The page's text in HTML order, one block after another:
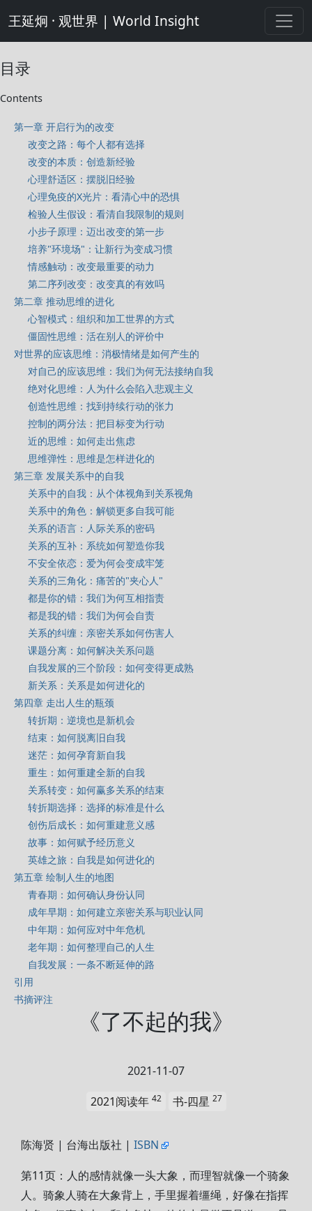
王延炯 · 观世界 | World Insight
目录
Contents
第一章 开启行为的改变
改变之路：每个人都有选择
改变的本质：创造新经验
心理舒适区：摆脱旧经验
心理免疫的X光片：看清心中的恐惧
检验人生假设：看清自我限制的规则
小步子原理：迈出改变的第一步
培养"环境场"：让新行为变成习惯
情感触动：改变最重要的动力
第二序列改变：改变真的有效吗
第二章 推动思维的进化
心智模式：组织和加工世界的方式
僵固性思维：活在别人的评价中
对世界的应该思维：消极情绪是如何产生的
对自己的应该思维：我们为何无法接纳自我
绝对化思维：人为什么会陷入悲观主义
创造性思维：找到持续行动的张力
控制的两分法：把目标变为行动
近的思维：如何走出焦虑
思维弹性：思维是怎样进化的
第三章 发展关系中的自我
关系中的自我：从个体视角到关系视角
关系中的角色：解锁更多自我可能
关系的语言：人际关系的密码
关系的互补：系统如何塑造你我
不安全依恋：爱为何会变成牢笼
关系的三角化：痛苦的"夹心人"
都是你的错：我们为何互相指责
都是我的错：我们为何会自责
关系的纠缠：亲密关系如何伤害人
课题分离：如何解决关系问题
自我发展的三个阶段：如何变得更成熟
新关系：关系是如何进化的
第四章 走出人生的瓶颈
转折期：逆境也是新机会
结束：如何脱离旧自我
迷茫：如何孕育新自我
重生：如何重建全新的自我
关系转变：如何赢多关系的结束
转折期选择：选择的标准是什么
创伤后成长：如何重建意义感
故事：如何赋予经历意义
英雄之旅：自我是如何进化的
第五章 绘制人生的地图
青春期：如何确认身份认同
成年早期：如何建立亲密关系与职业认同
中年期：如何应对中年危机
老年期：如何整理自己的人生
自我发展：一条不断延伸的路
引用
书摘评注
《了不起的我》
2021-11-07
2021阅读年 42 书-四星 27
陈海贤 | 台海出版社 | ISBN
第11页：人的感情就像一头大象，而理智就像一个骑象
人。骑象人骑在大象背上，手里握着缰绳，好像在指挥